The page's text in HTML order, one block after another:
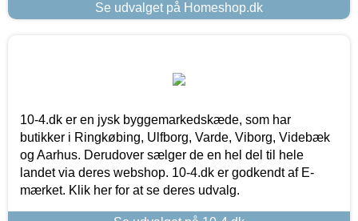
Se udvalget på Homeshop.dk
10-4.dk er en jysk byggemarkedskæde, som har
butikker i Ringkøbing, Ulfborg, Varde, Viborg, Videbæk
og Aarhus. Derudover sælger de en hel del til hele
landet via deres webshop. 10-4.dk er godkendt af E-
mærket. Klik her for at se deres udvalg.